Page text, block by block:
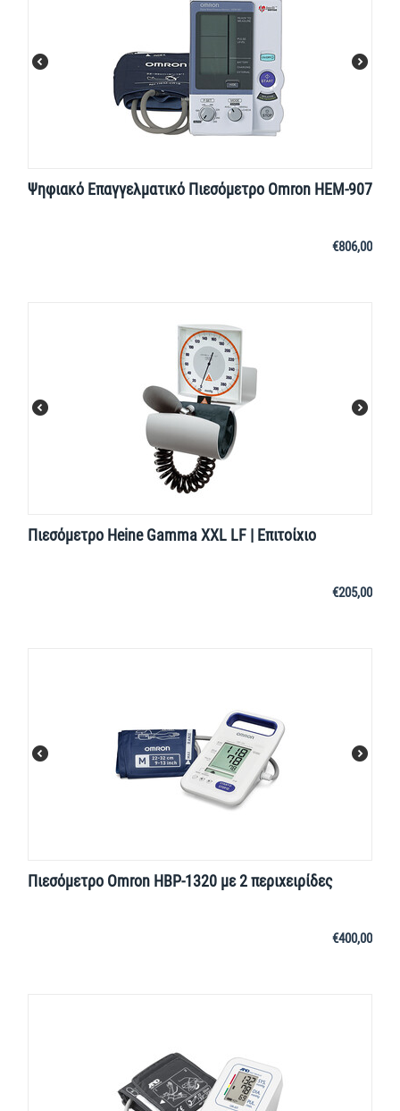
Ψηφιακό Επαγγελματικό Πιεσόμετρο Omron HEM-907
€806,00
Πιεσόμετρο Heine Gamma XXL LF | Επιτοίχιο
€205,00
Πιεσόμετρο Omron HBP-1320 με 2 περιχειρίδες
€400,00